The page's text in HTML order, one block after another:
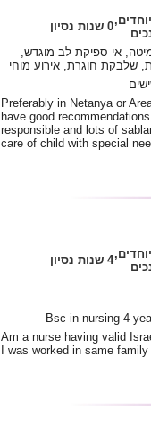
0 שנות נסיון
אי ספיקת לב מוגדש,
שלבקת חוגרת, אירוע מוחי
Preferably in Netanya or
have good
responsible and lots of
care of child with special
4 שנות נסיון
Bsc in nursing 4
Am a nurse having valid
I was worked in same